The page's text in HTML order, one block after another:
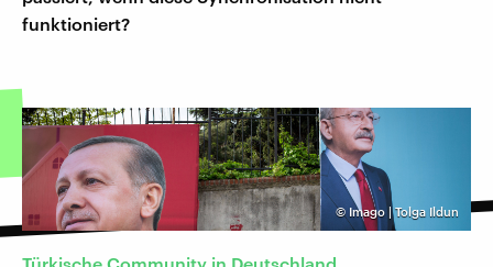
funktioniert?
© Imago | Tolga Ildun